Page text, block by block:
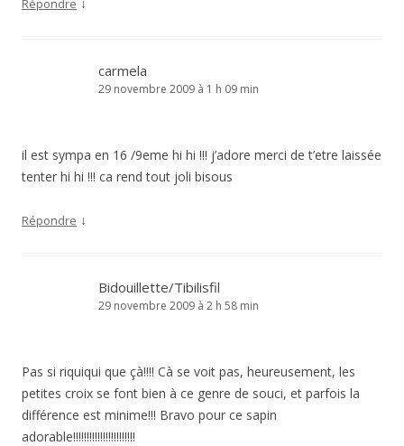
Répondre
carmela
29 novembre 2009 à 1 h 09 min
il est sympa en 16 /9eme hi hi !!! j’adore merci de t’etre laissée
tenter hi hi !!! ca rend tout joli bisous
Répondre ↓
Bidouillette/Tibilisfil
29 novembre 2009 à 2 h 58 min
Pas si riquiqui que çà!!!! Cà se voit pas, heureusement, les
petites croix se font bien à ce genre de souci, et parfois la
différence est minime!!! Bravo pour ce sapin
adorable!!!!!!!!!!!!!!!!!!!!!!!